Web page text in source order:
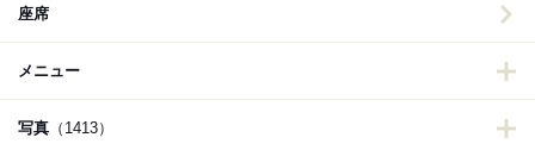
座席
メニュー
写真 （1413）